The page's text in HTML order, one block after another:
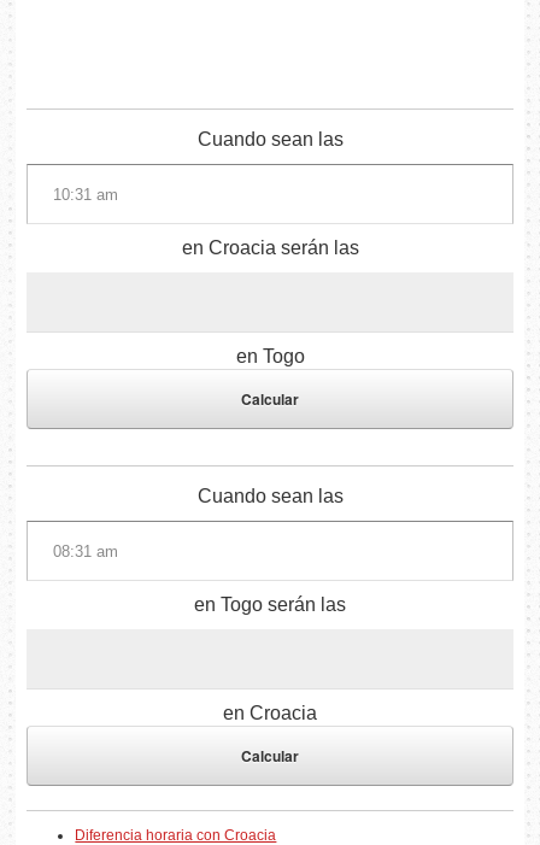
Cuando sean las
en Croacia serán las
en Togo
Cuando sean las
en Togo serán las
en Croacia
Diferencia horaria con Croacia